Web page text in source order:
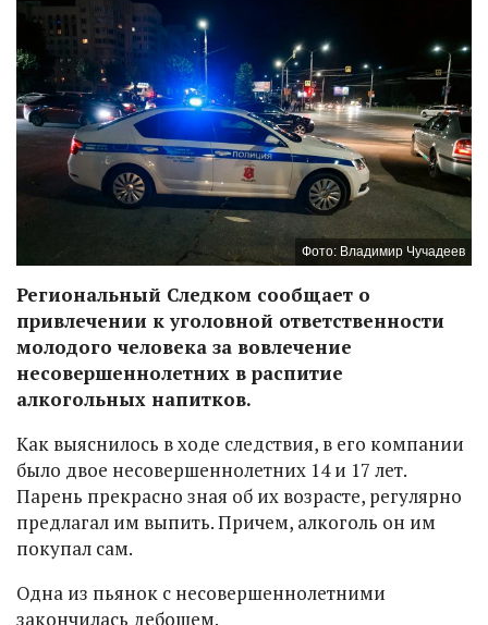
Фото: Владимир Чучадеев
Региональный Следком сообщает о
привлечении к уголовной ответственности
молодого человека за вовлечение
несовершеннолетних в распитие
алкогольных напитков.
Как выяснилось в ходе следствия, в его компании
было двое несовершеннолетних 14 и 17 лет.
Парень прекрасно зная об их возрасте, регулярно
предлагал им выпить. Причем, алкоголь он им
покупал сам.
Одна из пьянок с несовершеннолетними
закончилась дебошем.